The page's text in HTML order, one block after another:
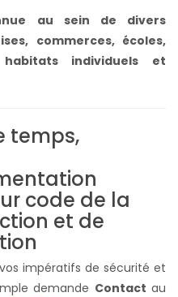
au sein de divers
commerces, écoles,
habitats individuels et
temps,
impératifs de sécurité et
demande Contact au